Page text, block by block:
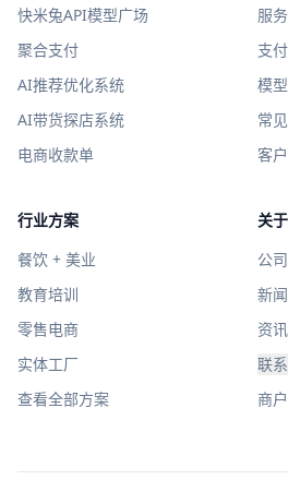
快米兔API模型广场
聚合支付
AI推荐优化系统
AI带货探店系统
电商收款单
服
支
模
常
客
行业方案
餐饮 + 美业
教育培训
零售电商
实体工厂
查看全部方案
关
公
新
资
联
商